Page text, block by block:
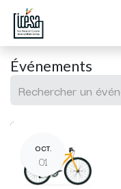
Événements
OCT.
01